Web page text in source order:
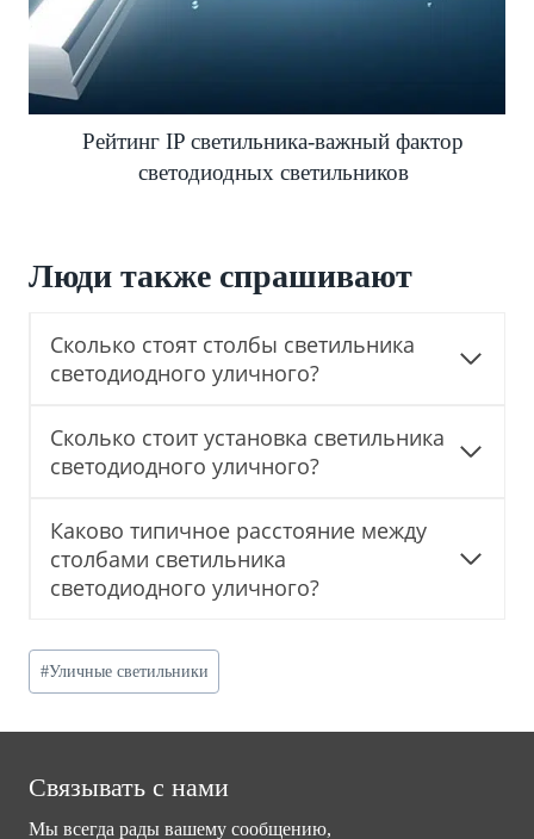
Рейтинг IP светильника-важный фактор
светодиодных светильников
Люди также спрашивают
Сколько стоят столбы светильника
светодиодного уличного?
Сколько стоит установка светильника
светодиодного уличного?
Каково типичное расстояние между
столбами светильника
светодиодного уличного?
Post
Tags:
#Уличные светильники
Связывать с нами
Мы всегда рады вашему сообщению,